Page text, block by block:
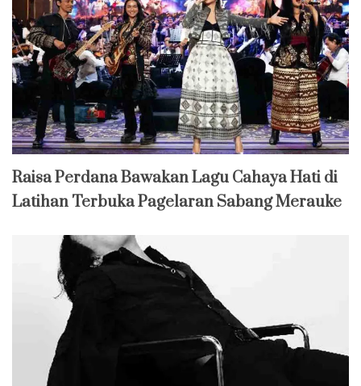
Raisa Perdana Bawakan Lagu Cahaya Hati di
Latihan Terbuka Pagelaran Sabang Merauke